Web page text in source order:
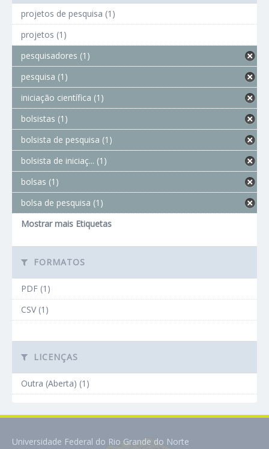
projetos de pesquisa (1)
projetos (1)
pesquisadores (1)
pesquisa (1)
iniciação científica (1)
bolsistas (1)
bolsista de pesquisa (1)
bolsista de iniciaç... (1)
bolsas (1)
bolsa de pesquisa (1)
Mostrar mais Etiquetas
FORMATOS
PDF (1)
CSV (1)
LICENÇAS
Outra (Aberta) (1)
Universidade Federal do Rio Grande do Norte